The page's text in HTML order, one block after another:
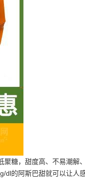
糖，甜度高、不易潮解
的阿斯巴甜就可以让人